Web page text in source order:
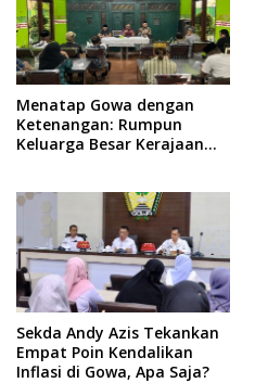
Menatap Gowa dengan
Ketenangan: Rumpun
Keluarga Besar Kerajaan
Jalur Musyawarah,
Ingatkan Soal Adat dan
Adab
Sekda Andy Azis Tekankan
Empat Poin Kendalikan
Inflasi di Gowa, Apa Saja?